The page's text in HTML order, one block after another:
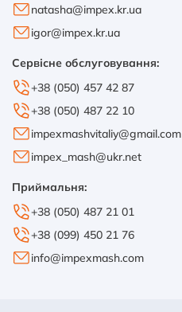
natasha@impex.kr.ua
igor@impex.kr.ua
Сервісне обслуговування:
+38 (050) 457 42 87
+38 (050) 487 22 10
impexmashvitaliy@gmail.com
impex_mash@ukr.net
Приймальня:
+38 (050) 487 21 01
+38 (099) 450 21 76
info@impexmash.com